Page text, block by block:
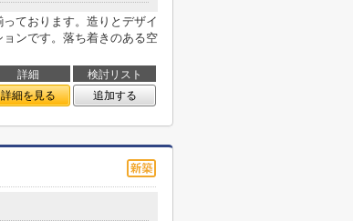
ております。造りとデザイ
ンです。落ち着きのある空
詳細
検討リスト
詳細を見る 追加する